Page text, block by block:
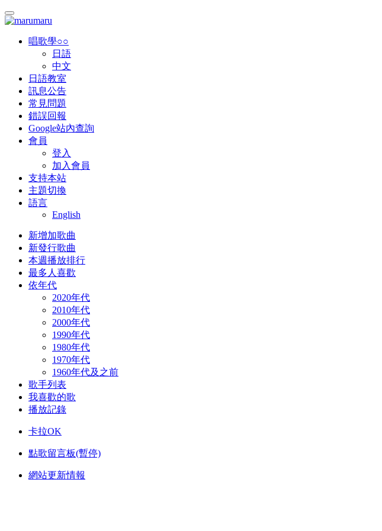
唱歌學○○
日語
中文
日語教室
訊息公告
常見問題
錯誤回報
Google站內查詢
會員
登入
加入會員
支持本站
主題切換
語言
English
新增加歌曲
新發行歌曲
本週播放排行
最多人喜歡
依年代
2020年代
2010年代
2000年代
1990年代
1980年代
1970年代
1960年代及之前
歌手列表
我喜歡的歌
播放記錄
卡拉OK
點歌留言板(暫停)
網站更新情報